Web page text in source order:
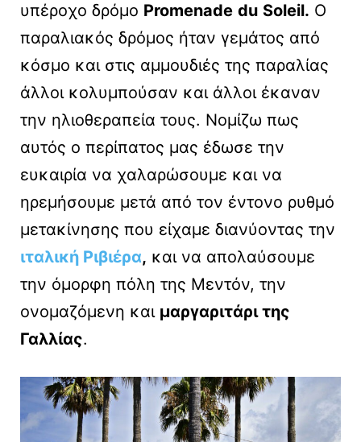
υπέροχο δρόμο Promenade du Soleil. Ο
παραλιακός δρόμος ήταν γεμάτος από
κόσμο και στις αμμουδιές της παραλίας
άλλοι κολυμπούσαν και άλλοι έκαναν
την ηλιοθεραπεία τους. Νομίζω πως
αυτός ο περίπατος μας έδωσε την
ευκαιρία να χαλαρώσουμε και να
ηρεμήσουμε μετά από τον έντονο ρυθμό
μετακίνησης που είχαμε διανύοντας την
ιταλική Ριβιέρα, και να απολαύσουμε
την όμορφη πόλη της Μεντόν, την
ονομαζόμενη και μαργαριτάρι της
Γαλλίας.